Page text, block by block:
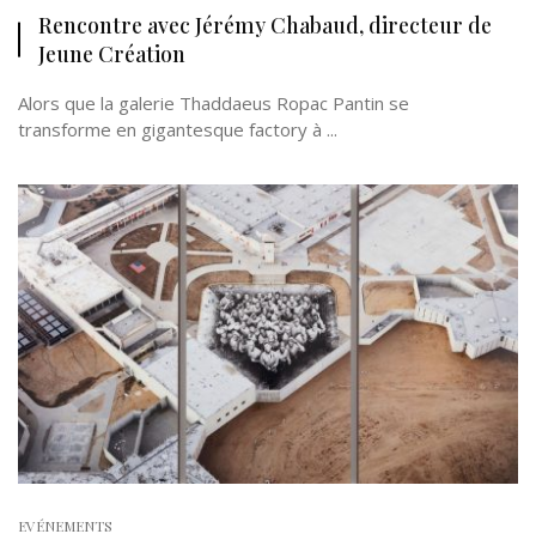
Rencontre avec Jérémy Chabaud, directeur de
Jeune Création
Alors que la galerie Thaddaeus Ropac Pantin se
transforme en gigantesque factory à ...
EVÉNEMENTS